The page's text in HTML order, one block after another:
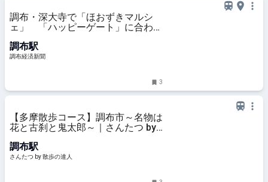
調布・深大寺で「ほおずきマルシ
ェ」 「ハッピーゲート」に合わせ
調布駅
調布経済新聞
3
【多摩散歩コース】調布市～名物は
花と古刹と鬼太郎～｜さんたつ by
調布駅
さんたつ by 散歩の達人